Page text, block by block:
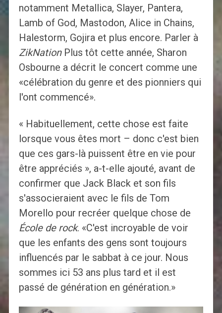
notamment Metallica, Slayer, Pantera,
Lamb of God, Mastodon, Alice in Chains,
Halestorm, Gojira et plus encore. Parler à
ZikNationPlus tôt cette année, Sharon
Osbourne a décrit le concert comme une
«célébration du genre et des pionniers qui
l'ont commencé».
« Habituellement, cette chose est faite
lorsque vous êtes mort – donc c'est bien
que ces gars-là puissent être en vie pour
être appréciés », a-t-elle ajouté, avant de
confirmer que Jack Black et son fils
s'associeraient avec le fils de Tom
Morello pour recréer quelque chose de
École de rock. «C'est incroyable de voir
que les enfants des gens sont toujours
influencés par le sabbat à ce jour. Nous
sommes ici 53 ans plus tard et il est
passé de génération en génération.»